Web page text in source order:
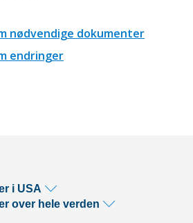
nødvendige dokumenter
endringer
i USA
over hele verden